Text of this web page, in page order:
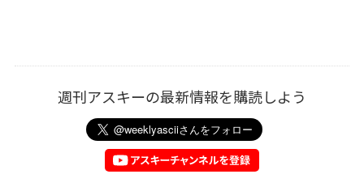
週刊アスキーの最新情報を購読しよう